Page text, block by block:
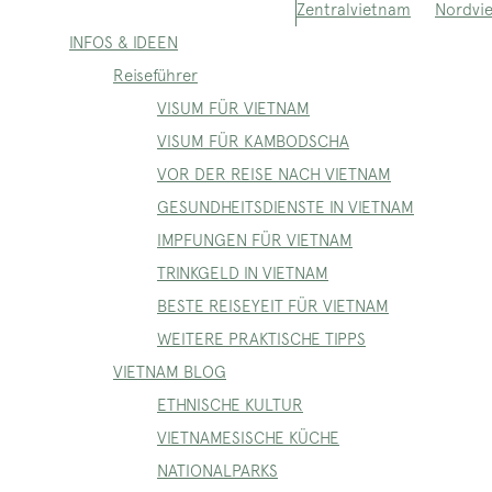
Zentralvietnam
INFOS & IDEEN
Reiseführer
VISUM FÜR VIETNAM
VISUM FÜR KAMBODSCHA
VOR DER REISE NACH VIETNAM
GESUNDHEITSDIENSTE IN VIETNAM
IMPFUNGEN FÜR VIETNAM
TRINKGELD IN VIETNAM
BESTE REISEYEIT FÜR VIETNAM
WEITERE PRAKTISCHE TIPPS
VIETNAM BLOG
ETHNISCHE KULTUR
VIETNAMESISCHE KÜCHE
NATIONALPARKS